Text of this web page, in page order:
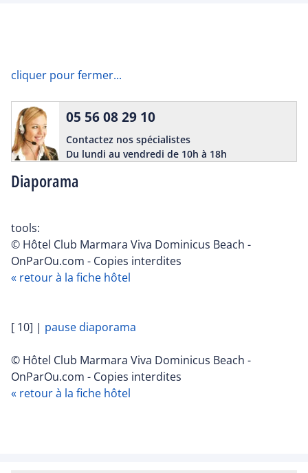
cliquer pour fermer...
Diaporama
05 56 08 29 10
Contactez nos spécialistes
Du lundi au vendredi de 10h à 18h
tools:
© Hôtel Club Marmara Viva Dominicus Beach -
OnParOu.com - Copies interdites
« retour à la fiche hôtel
[ 10] | pause diaporama
© Hôtel Club Marmara Viva Dominicus Beach -
OnParOu.com - Copies interdites
« retour à la fiche hôtel